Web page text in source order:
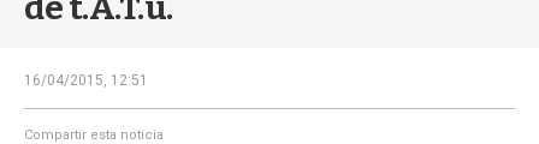
e
16/04/2015, 12:51
Compartir esta noticia